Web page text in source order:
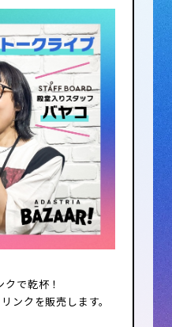
守して頂けな
断りする場合
け渡さねばな
を厳守してく
力発生、解釈
準拠法といた
のサービスに
団体との間で
東京地方裁判
意管轄裁判所
で乾杯！
ンクを販売します。